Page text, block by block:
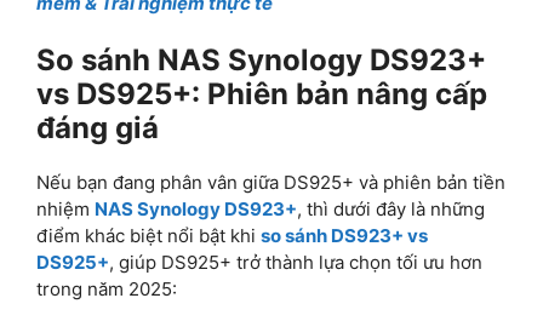
So sánh NAS Synology DS923+
vs DS925+: Phiên bản nâng cấp
đáng giá
Nếu bạn đang phân vân giữa DS925+ và phiên bản tiền
nhiệm NAS Synology DS923+, thì dưới đây là những
điểm khác biệt nổi bật khi so sánh DS923+ vs
DS925+, giúp DS925+ trở thành lựa chọn tối ưu hơn
trong năm 2025: